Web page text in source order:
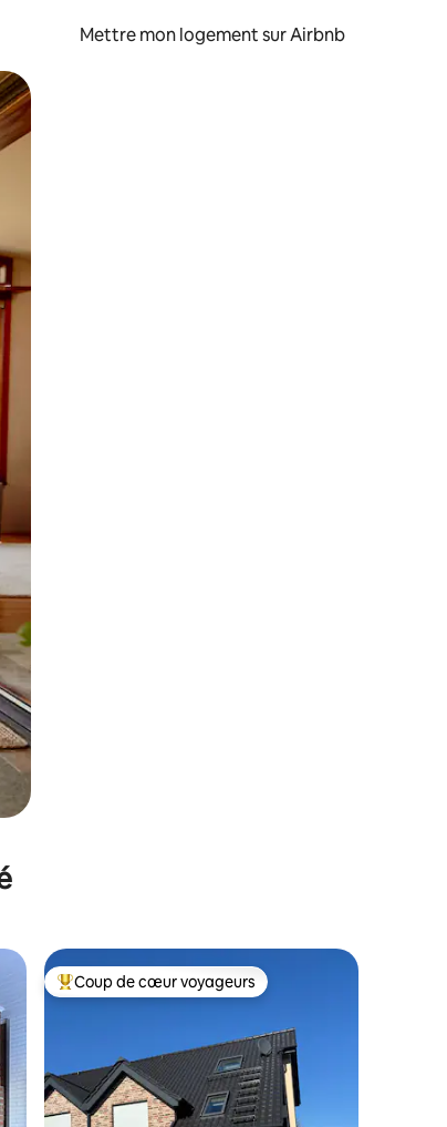
Mettre mon logement sur Airbnb
Coups de cœur voyageurs les plus appréciés
Coup de cœur voyageurs